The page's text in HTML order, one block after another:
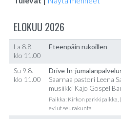
ELOKUU 2026
La 8.8.
klo 11.00
Eteenpäin rukoillen
Su 9.8.
klo 11.00
Drive In-
Saarnaa pastori Leena
musiikki Kajo Gospel
Paikka: Kirkon
ev.lut.seurakunta